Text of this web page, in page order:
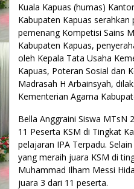
Kuala Kapuas (humas)
Kabupaten Kapuas serahkan
pemenang Kompetisi Sains
Kabupaten Kapuas,
oleh Kepala Tata Usaha
Kapuas, Poteran Sosial dan
Madrasah H Arbainsyah,
Kementerian Agama
Bella Anggraini Siswa MTsN
11 Peserta KSM di Tingkat
pelajaran IPA Terpadu.
yang meraih juara KSM di
Muhammad Ilham Messi
juara 3 dari 11 peserta.